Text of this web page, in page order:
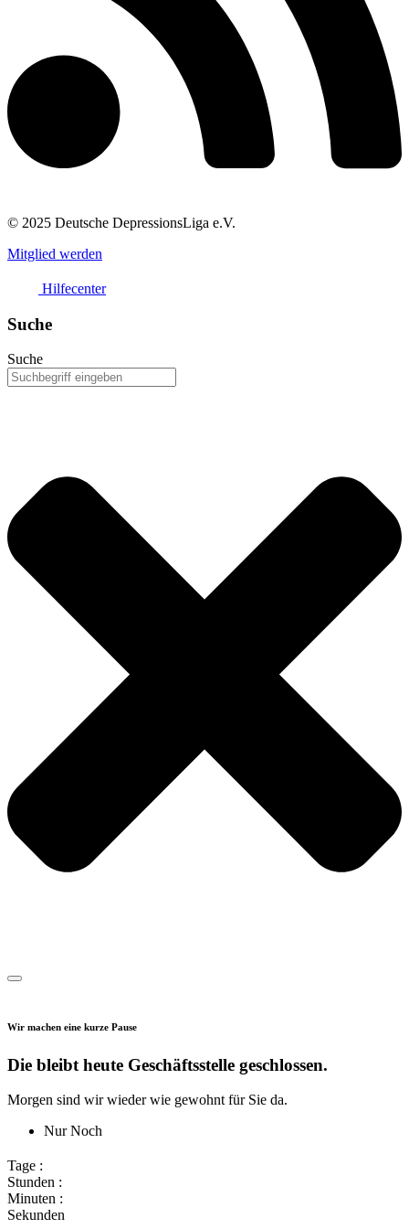
© 2025 Deutsche DepressionsLiga e.V.
Mitglied werden
Hilfecenter
Suche
Suche
Wir machen eine kurze Pause
Die bleibt heute Geschäftsstelle geschlossen.
Morgen sind wir wieder wie gewohnt für Sie da.
Nur Noch
Tage :
Stunden :
Minuten :
Sekunden